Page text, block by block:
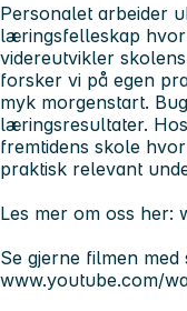
Personalet arbeider
læringsfelleskap
videreutvikler
forsker vi på egen
myk morgenstart.
læringsresultater.
fremtidens skole
praktisk relevant
Les mer om oss her:
Se gjerne filmen
www.youtube.com/